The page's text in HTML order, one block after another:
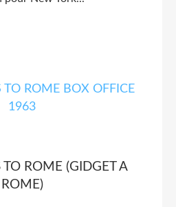
TO ROME (GIDGET A
ROME)